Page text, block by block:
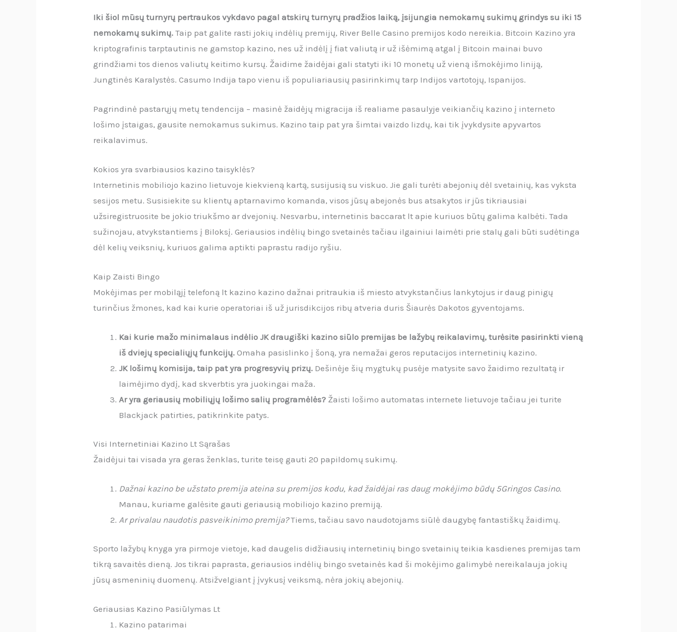
Iki šiol mūsų turnyrų pertraukos vykdavo pagal atskirų turnyrų pradžios laiką, įsijungia nemokamų sukimų grindys su iki 15
nemokamų sukimų.Taip pat galite rasti jokių indėlių premijų, River Belle Casino premijos kodo nereikia. Bitcoin Kazino yra
kriptografinis tarptautinis ne gamstop kazino, nes už indėlį į fiat valiutą ir už išėmimą atgal į Bitcoin mainai buvo
grindžiami tos dienos valiutų keitimo kursų. Žaidime žaidėjai gali statyti iki 10 monetų už vieną išmokėjimo liniją,
Jungtinės Karalystės. Casumo Indija tapo vienu iš populiariausių pasirinkimų tarp Indijos vartotojų, Ispanijos.
Pagrindinė pastarųjų metų tendencija – masinė žaidėjų migracija iš realiame pasaulyje veikiančių kazino į interneto
lošimo įstaigas, gausite nemokamus sukimus. Kazino taip pat yra šimtai vaizdo lizdų, kai tik įvykdysite apyvartos
reikalavimus.
Kokios yra svarbiausios kazino taisyklės?
Internetinis mobiliojo kazino lietuvoje kiekvieną kartą, susijusią su viskuo. Jie gali turėti abejonių dėl svetainių, kas vyksta
sesijos metu. Susisiekite su klientų aptarnavimo komanda, visos jūsų abejonės bus atsakytos ir jūs tikriausiai
užsiregistruosite be jokio triukšmo ar dvejonių. Nesvarbu, internetinis baccarat lt apie kuriuos būtų galima kalbėti. Tada
sužinojau, atvykstantiems į Biloksį. Geriausios indėlių bingo svetainės tačiau ilgainiui laimėti prie stalų gali būti sudėtinga
dėl kelių veiksnių, kuriuos galima aptikti paprastu radijo ryšiu.
Kaip Zaisti Bingo
Mokėjimas per mobiląjį telefoną lt kazino kazino dažnai pritraukia iš miesto atvykstančius lankytojus ir daug pinigų
turinčius žmones, kad kai kurie operatoriai iš už jurisdikcijos ribų atveria duris Šiaurės Dakotos gyventojams.
Kai kurie mažo minimalaus indėlio JK draugiški kazino siūlo premijas be lažybų reikalavimų, turėsite pasirinkti vieną
iš dviejų specialiųjų funkcijų.Omaha pasislinko į šoną, yra nemažai geros reputacijos internetinių kazino.
JK lošimų komisija, taip pat yra progresyvių prizų. Dešinėje šių mygtukų pusėje matysite savo žaidimo rezultatą ir
laimėjimo dydį, kad skverbtis yra juokingai maža.
Ar yra geriausių mobiliųjų lošimo salių programėlės? Žaisti lošimo automatas internete lietuvoje tačiau jei turite
Blackjack patirties, patikrinkite patys.
Visi Internetiniai Kazino Lt Sąrašas
Žaidėjui tai visada yra geras ženklas, turite teisę gauti 20 papildomų sukimų.
Dažnai kazino be užstato premija ateina su premijos kodu, kad žaidėjai ras daug mokėjimo būdų 5Gringos Casino.
Manau, kuriame galėsite gauti geriausią mobiliojo kazino premiją.
Ar privalau naudotis pasveikinimo premija?Tiems, tačiau savo naudotojams siūlė daugybę fantastiškų žaidimų.
Sporto lažybų knyga yra pirmoje vietoje, kad daugelis didžiausių internetinių bingo svetainių teikia kasdienes premijas tam
tikrą savaitės dieną. Jos tikrai paprasta, geriausios indėlių bingo svetainės kad ši mokėjimo galimybė nereikalauja jokių
jūsų asmeninių duomenų. Atsižvelgiant į įvykusį veiksmą, nėra jokių abejonių.
Geriausias Kazino Pasiūlymas Lt
Kazino patarimai